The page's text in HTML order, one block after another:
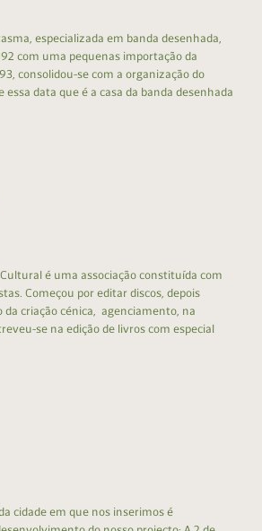
especializada em banda desenhada,
com uma pequenas importação da
consolidou-se com a organização do
essa data que é a casa da banda desenhada
é uma associação constituída com
Começou por editar discos, depois
da criação cénica, agenciamento, na
se na edição de livros com especial
cidade em que nos inserimos é